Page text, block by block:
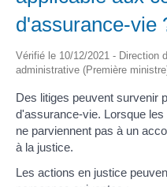
d'assurance-vie
Vérifié le 10/12/2021 - Direction
administrative (Première
Des litiges peuvent survenir
d'assurance-vie. Lorsque
ne parviennent pas à un
à la justice.
Les actions en justice